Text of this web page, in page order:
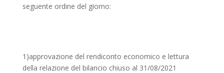
seguente ordine del giorno:
1)approvazione del rendiconto economico e lettura
della relazione del bilancio chiuso al 31/08/2021